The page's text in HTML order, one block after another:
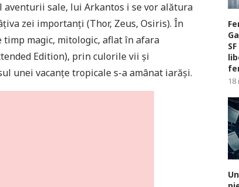
aventurii sale, lui Arkantos i se vor alătura
zei importanți (Thor, Zeus, Osiris). În
magic, mitologic, aflat în afara
Edition), prin culorile vii și
unei vacanțe tropicale s-a amânat iarăși.
18